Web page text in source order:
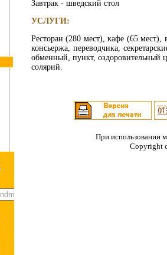
Завтрак - шведский стол
УСЛУГИ:
Ресторан (280 мест), кафе (65
консьержа, переводчика,
обменный, пункт, оздоровительный
солярий.
При использовании
Copyright